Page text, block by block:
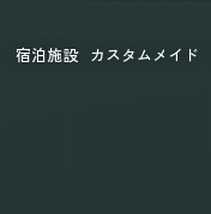
宿泊施設 カスタムメイド